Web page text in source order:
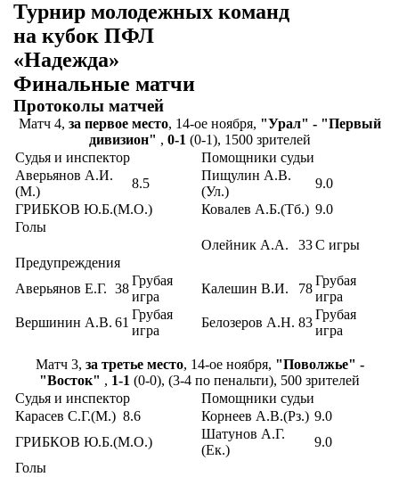
Турнир молодежных команд
на кубок ПФЛ
«Надежда»
Финальные матчи
Протоколы матчей
Матч 4, за первое место, 14-ое ноября, "Урал" - "Первый
дивизион" , 0-1 (0-1), 1500 зрителей
Судья и инспектор
Помощники судьи
Аверьянов А.И.
(М.)
8.5
Пищулин А.В.
(Ул.)
9.0
ГРИБКОВ Ю.Б.(М.О.)
Ковалев А.Б.(Тб.) 9.0
Голы
Олейник А.А.
33С игры
Предупреждения
Аверьянов Е.Г. 38
Грубая
игра
Калешин В.И. 78
Грубая
игра
Вершинин А.В. 61
Грубая
игра
Белозеров А.Н. 83
Грубая
игра
Матч 3, за третье место, 14-ое ноября, "Поволжье" -
"Восток" , 1-1 (0-0), (3-4 по пенальти), 500 зрителей
Судья и инспектор
Помощники судьи
Карасев С.Г.(М.) 8.6 Корнеев А.В.(Рз.) 9.0
ГРИБКОВ Ю.Б.(М.О.)
Шатунов А.Г.
(Ек.)
9.0
Голы